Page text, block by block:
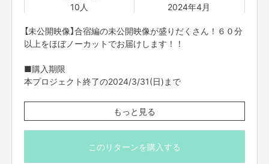
10人
2024年4月
【未公開映像】合宿編の未公開映像が盛りだくさん！６０分
以上をほぼノーカットでお届けします！！
■購入期限
本プロジェクト終了の2024/3/31(日)まで
■データ送付予定日
2024年4月
・FANY Crowdfundingのメッセージ機能を使ってご案内
もっと見る
このリターンを購入する